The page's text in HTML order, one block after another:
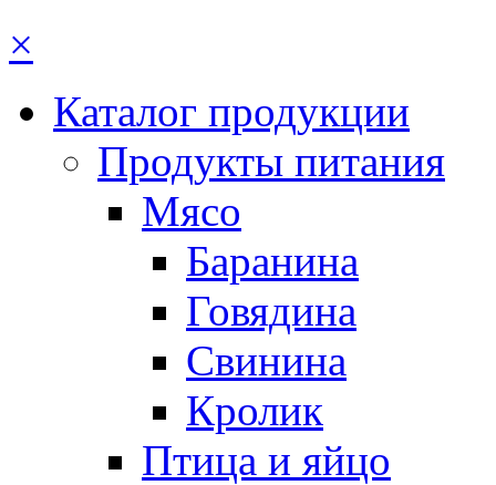
×
Каталог продукции
Продукты питания
Мясо
Баранина
Говядина
Свинина
Кролик
Птица и яйцо